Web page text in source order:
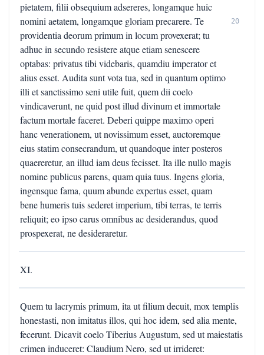
pietatem, filii obsequium adsereres, longamque huic
nomini aetatem, longamque gloriam precarere. Te
providentia deorum primum in locum provexerat; tu
adhuc in secundo resistere atque etiam senescere
optabas: privatus tibi videbaris, quamdiu imperator et
alius esset. Audita sunt vota tua, sed in quantum optimo
illi et sanctissimo seni utile fuit, quem dii coelo
vindicaverunt, ne quid post illud divinum et immortale
factum mortale faceret. Deberi quippe maximo operi
hanc venerationem, ut novissimum esset, auctoremque
eius statim consecrandum, ut quandoque inter posteros
quaereretur, an illud iam deus fecisset. Ita ille nullo magis
nomine publicus parens, quam quia tuus. Ingens gloria,
ingensque fama, quum abunde expertus esset, quam
bene humeris tuis sederet imperium, tibi terras, te terris
reliquit; eo ipso carus omnibus ac desiderandus, quod
prospexerat, ne desideraretur.
20
XI.
Quem tu lacrymis primum, ita ut filium decuit, mox templis
honestasti, non imitatus illos, qui hoc idem, sed alia mente,
fecerunt. Dicavit coelo Tiberius Augustum, sed ut maiestatis
crimen induceret: Claudium Nero, sed ut irrideret: